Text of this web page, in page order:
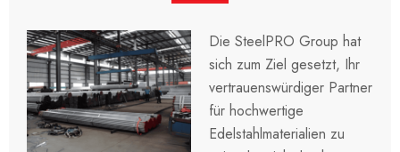
Die SteelPRO Group hat
sich zum Ziel gesetzt, Ihr
vertrauenswürdiger Partner
für hochwertige
Edelstahlmaterialien zu